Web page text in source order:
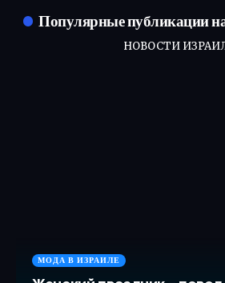
Популярные публикации
НОВОСТИ
МОДА В ИЗРАИЛЕ